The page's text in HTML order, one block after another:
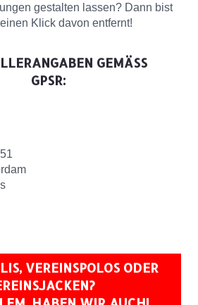
gestalten lassen? Dann bist
Klick davon entfernt!
GEMÄSS G
PSR:
VEREINSPOLOS ODER